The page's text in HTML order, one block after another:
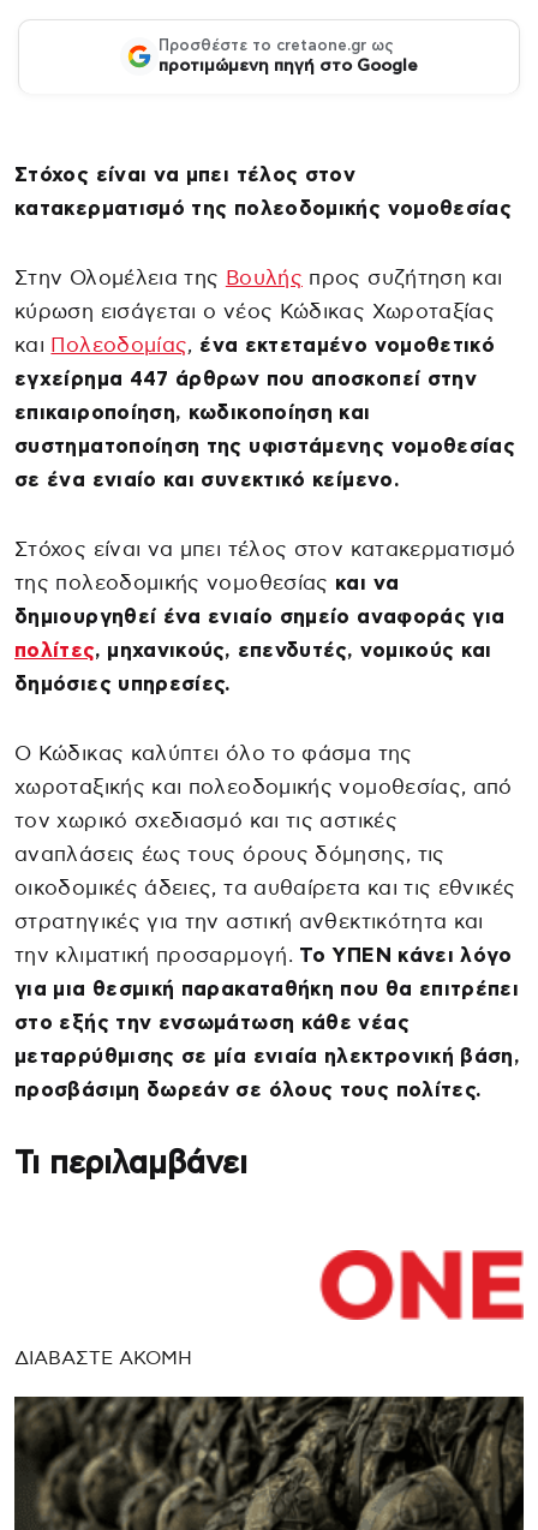
Προσθέστε το cretaone.gr ως
προτιμώμενη πηγή στο Google
Στόχος είναι να μπει τέλος στον
κατακερματισμό της πολεοδομικής νομοθεσίας
Στην Ολομέλεια της Βουλής προς συζήτηση και
κύρωση εισάγεται ο νέος Κώδικας Χωροταξίας
και Πολεοδομίας, ένα εκτεταμένο νομοθετικό
εγχείρημα 447 άρθρων που αποσκοπεί στην
επικαιροποίηση, κωδικοποίηση και
συστηματοποίηση της υφιστάμενης νομοθεσίας
σε ένα ενιαίο και συνεκτικό κείμενο.
Στόχος είναι να μπει τέλος στον κατακερματισμό
της πολεοδομικής νομοθεσίας και να
δημιουργηθεί ένα ενιαίο σημείο αναφοράς για
πολίτες, μηχανικούς, επενδυτές, νομικούς και
δημόσιες υπηρεσίες.
Ο Κώδικας καλύπτει όλο το φάσμα της
χωροταξικής και πολεοδομικής νομοθεσίας, από
τον χωρικό σχεδιασμό και τις αστικές
αναπλάσεις έως τους όρους δόμησης, τις
οικοδομικές άδειες, τα αυθαίρετα και τις εθνικές
στρατηγικές για την αστική ανθεκτικότητα και
την κλιματική προσαρμογή. Το ΥΠΕΝ κάνει λόγο
για μια θεσμική παρακαταθήκη που θα επιτρέπει
στο εξής την ενσωμάτωση κάθε νέας
μεταρρύθμισης σε μία ενιαία ηλεκτρονική βάση,
προσβάσιμη δωρεάν σε όλους τους πολίτες.
Τι περιλαμβάνει
ΔΙΑΒΑΣΤΕ ΑΚΟΜΗ